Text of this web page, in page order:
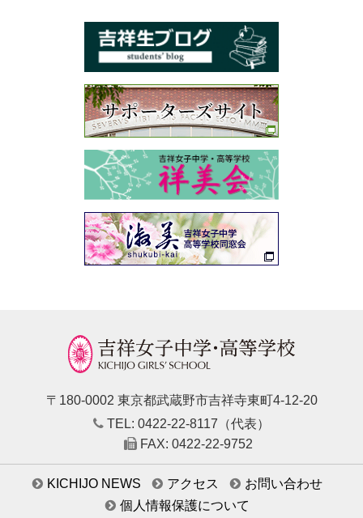
〒180-0002 東京都武蔵野市吉祥寺東町4-12-20
TEL: 0422-22-8117（代表）
FAX: 0422-22-9752
KICHIJO NEWS アクセス
お問い合わせ
個人情報保護について